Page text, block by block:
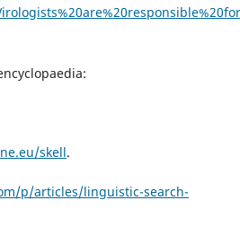
skell.
p/articles/linguistic-search-